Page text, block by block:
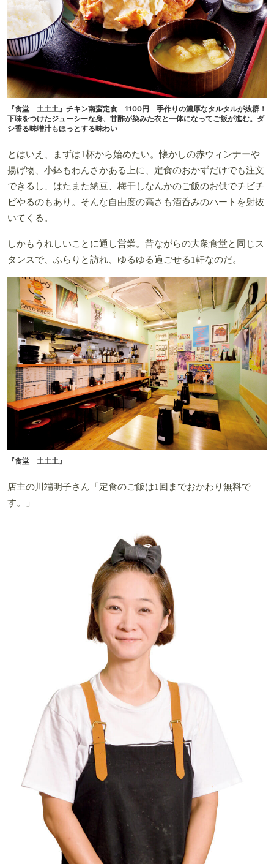
『食堂 土土土』チキン南蛮定食 1100円 手作りの濃厚なタルタルが抜群！
下味をつけたジューシーな身、甘酢が染みた衣と一体になってご飯が進む。ダ
シ香る味噌汁もほっとする味わい
とはいえ、まずは1杯から始めたい。懐かしの赤ウィンナーや
揚げ物、小鉢もわんさかある上に、定食のおかずだけでも注文
できるし、はたまた納豆、梅干しなんかのご飯のお供でチビチ
ビやるのもあり。そんな自由度の高さも酒呑みのハートを射抜
いてくる。
しかもうれしいことに通し営業。昔ながらの大衆食堂と同じス
タンスで、ふらりと訪れ、ゆるゆる過ごせる1軒なのだ。
『食堂 土土土』
店主の川端明子さん「定食のご飯は1回までおかわり無料で
す。」